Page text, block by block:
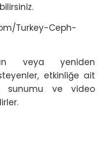
Turkey-Ceph-
veya yeniden
etkinliğe ait
sunumu ve video